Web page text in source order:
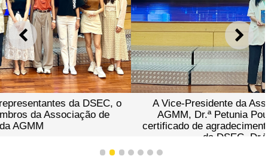
ANTERIOR
A Vice-Presidente da Associação de Juventude da
AGMM, Dr.ª Petunia Pou Man Choi, a oferecer o
certificado de agradecimento à Subdirectora Substituta